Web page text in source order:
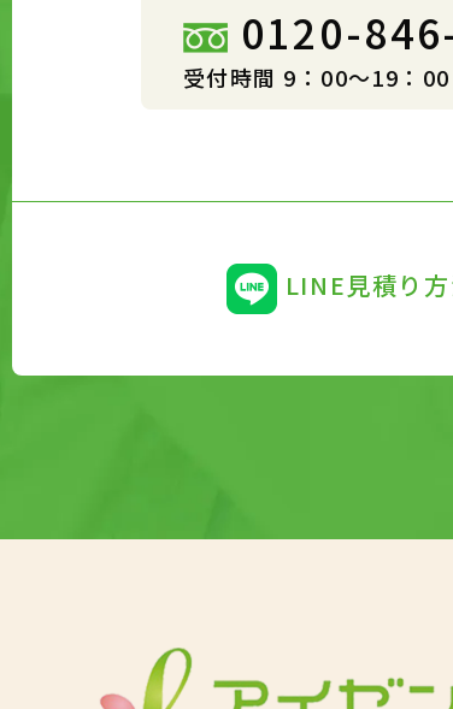
0120-
受付時間 9：00～19：00
LINE見積り